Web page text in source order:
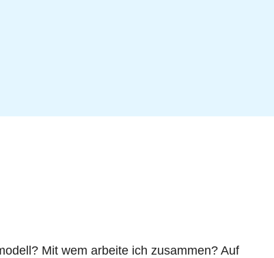
Mit wem arbeite ich zusammen? Auf